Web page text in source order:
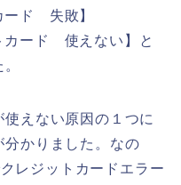
ード 失敗】
カード 使えない】と
えない原因の１つに
分かりました。なの
レジットカードエラー